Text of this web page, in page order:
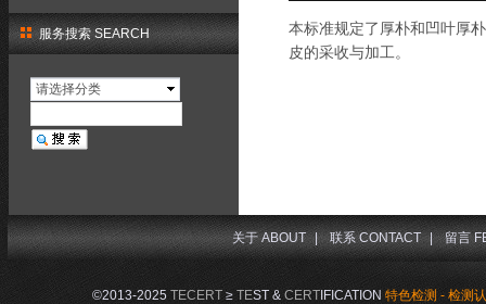
服务搜索 SEARCH
请选择分类
本标准规定了厚朴和凹叶厚
皮的采收与加工。
©2013-2025 TECERT≥ TEST & CERTIFICATION 特色检测 - 检测
关于 ABOUT | 联系 CONTACT | 留言